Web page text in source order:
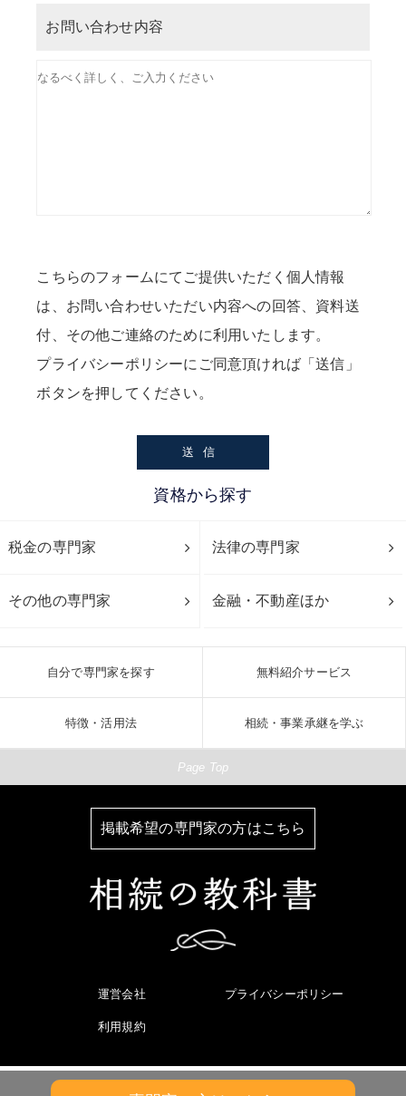
お問い合わせ内容
こちらのフォームにてご提供いただく個人情報
は、お問い合わせいただい内容への回答、資料送
付、その他ご連絡のために利用いたします。
プライバシーポリシーにご同意頂ければ「送信」
ボタンを押してください。
資格から探す
税金の専門家 法律の専門家
その他の専門家 金融・不動産ほか
自分で専門家を探す 無料紹介サービス
特徴・活用法 相続・事業承継を学ぶ
Page Top
掲載希望の専門家の方はこちら
運営会社 プライバシーポリシー
利用規約